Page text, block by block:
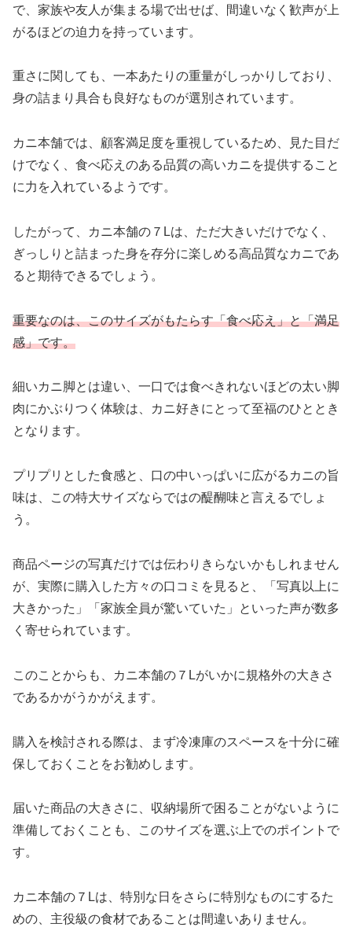
で、家族や友人が集まる場で出せば、間違いなく歓声が上
がるほどの迫力を持っています。
重さに関しても、一本あたりの重量がしっかりしており、
身の詰まり具合も良好なものが選別されています。
カニ本舗では、顧客満足度を重視しているため、見た目だ
けでなく、食べ応えのある品質の高いカニを提供すること
に力を入れているようです。
したがって、カニ本舗の７Lは、ただ大きいだけでなく、
ぎっしりと詰まった身を存分に楽しめる高品質なカニであ
ると期待できるでしょう。
重要なのは、このサイズがもたらす「食べ応え」と「満足
感」です。
細いカニ脚とは違い、一口では食べきれないほどの太い脚
肉にかぶりつく体験は、カニ好きにとって至福のひととき
となります。
プリプリとした食感と、口の中いっぱいに広がるカニの旨
味は、この特大サイズならではの醍醐味と言えるでしょ
う。
商品ページの写真だけでは伝わりきらないかもしれません
が、実際に購入した方々の口コミを見ると、「写真以上に
大きかった」「家族全員が驚いていた」といった声が数多
く寄せられています。
このことからも、カニ本舗の７Lがいかに規格外の大きさ
であるかがうかがえます。
購入を検討される際は、まず冷凍庫のスペースを十分に確
保しておくことをお勧めします。
届いた商品の大きさに、収納場所で困ることがないように
準備しておくことも、このサイズを選ぶ上でのポイントで
す。
カニ本舗の７Lは、特別な日をさらに特別なものにするた
めの、主役級の食材であることは間違いありません。